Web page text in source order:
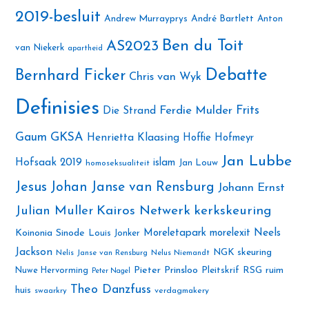
2019-besluit Andrew Murrayprys André Bartlett Anton
van Niekerk apartheid AS2023 Ben du Toit
Bernhard Ficker Chris van Wyk Debatte
Definisies Die Strand Ferdie Mulder Frits
Gaum GKSA Henrietta Klaasing Hoffie Hofmeyr
Hofsaak 2019 homoseksualiteit islam Jan Louw Jan Lubbe
Jesus Johan Janse van Rensburg Johann Ernst
Julian Muller Kairos Netwerk kerkskeuring
Koinonia Sinode Louis Jonker Moreletapark morelexit Neels
Jackson Nelis Janse van Rensburg Nelus Niemandt
NGK skeuring
Nuwe Hervorming
Peter Nagel Pieter Prinsloo Pleitskrif RSG ruim
huis swaarkry Theo Danzfuss verdagmakery